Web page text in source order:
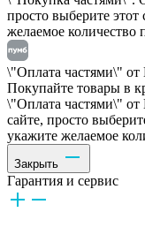
просто выберите
желаемое количество
\"Оплата частями\"
Покупайте товары в
\"Оплата частями\"
сайте, просто
укажите желаемое
Закрыть
Гарантия и сервис